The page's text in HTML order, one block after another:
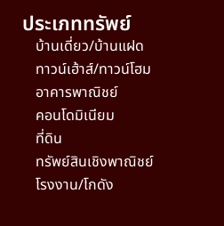
ประเภททรัพย์
บ้านเดี่ยว/บ้านแฝด
ทาวน์เฮ้าส์/ทาวน์โฮม
อาคารพาณิชย์
คอนโดมิเนียม
ที่ดิน
ทรัพย์สินเชิงพาณิชย์
โรงงาน/โกดัง